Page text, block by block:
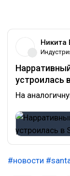
Никита
устроилась
На
#новости